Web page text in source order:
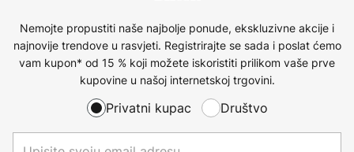
Nemojte propustiti naše najbolje ponude, ekskluzivne akcije i
najnovije trendove u rasvjeti. Registrirajte se sada i poslat ćemo
vam kupon* od 15 % koji možete iskoristiti prilikom vaše prve
kupovine u našoj internetskoj trgovini.
Privatni kupac Društvo